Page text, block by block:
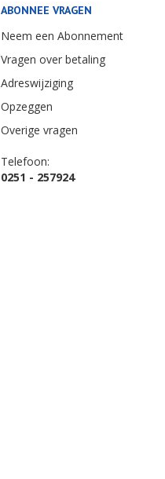
ABONNEE VRAGEN
Neem een Abonnement
Vragen over betaling
Adreswijziging
Opzeggen
Overige vragen
Telefoon:
0251 - 257924